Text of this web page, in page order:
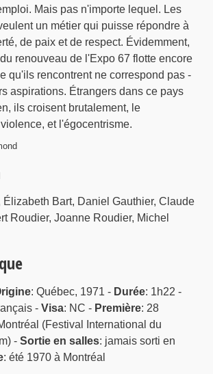
Mais pas n'importe lequel. Les
un métier qui puisse répondre à
de paix et de respect. Évidemment,
renouveau de l'Expo 67 flotte encore
qu'ils rencontrent ne correspond pas -
aspirations. Étrangers dans ce pays
ils croisent brutalement, le
et l'égocentrisme.
Élizabeth Bart, Daniel Gauthier, Claude
Roudier, Joanne Roudier, Michel
: Québec, 1971 - Durée: 1h22 -
-Visa: NC - Première: 28
(Festival International du
-Sortie en salles: jamais sorti en
: été 1970 à Montréal